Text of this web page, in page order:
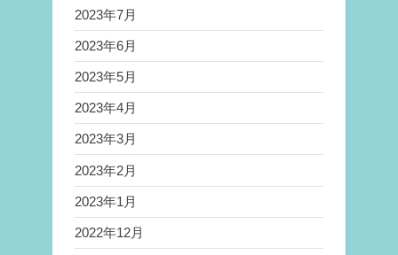
2023年7月
2023年6月
2023年5月
2023年4月
2023年3月
2023年2月
2023年1月
2022年12月